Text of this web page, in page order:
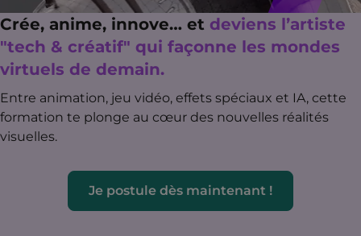
Crée, anime, innove… et deviens l’artiste
"tech & créatif" qui façonne les mondes
virtuels de demain.
Entre animation, jeu vidéo, effets spéciaux et IA, cette
formation te plonge au cœur des nouvelles réalités
visuelles.
Je postule dès maintenant !